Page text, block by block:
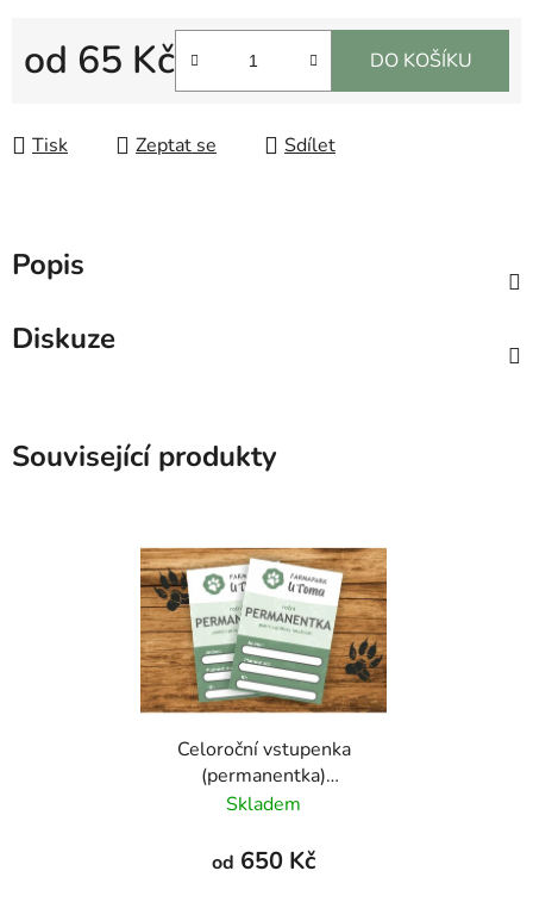
od 65 Kč DO KOŠÍKU
Tisk Zeptat se Sdílet
Popis
Diskuze
Související produkty
Celoroční vstupenka
(permanentka)
do Farmaparku u Toma
Skladem
od 650 Kč